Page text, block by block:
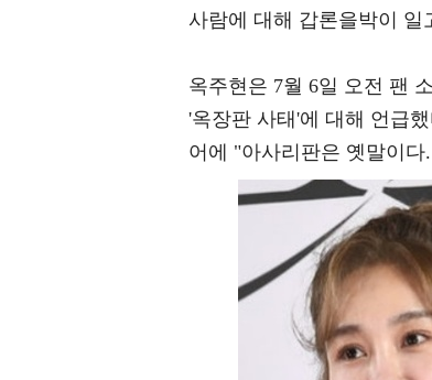
사람에 대해 갑론을박이 일
옥주현은 7월 6일 오전 팬
'옥장판 사태'에 대해 언급
어에 "아사리판은 옛말이